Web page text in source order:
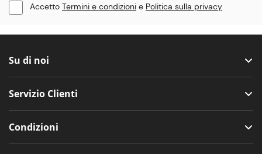
Accetto Termini e condizioni e Politica sulla privacy
Su di noi
Servizio Clienti
Condizioni